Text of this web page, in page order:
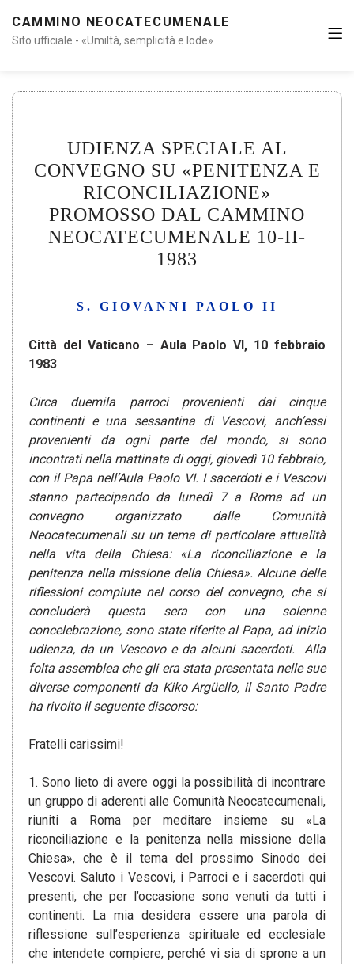
CAMMINO NEOCATECUMENALE
Sito ufficiale - «Umiltà, semplicità e lode»
UDIENZA SPECIALE AL
CONVEGNO SU «PENITENZA E
RICONCILIAZIONE»
PROMOSSO DAL CAMMINO
NEOCATECUMENALE 10-II-
1983
S. GIOVANNI PAOLO II
Città del Vaticano – Aula Paolo VI, 10 febbraio
1983
Circa duemila parroci provenienti dai cinque
continenti e una sessantina di Vescovi, anch’essi
provenienti da ogni parte del mondo, si sono
incontrati nella mattinata di oggi, giovedì 10 febbraio,
con il Papa nell’Aula Paolo VI. I sacerdoti e i Vescovi
stanno partecipando da lunedì 7 a Roma ad un
convegno organizzato dalle Comunità
Neocatecumenali su un tema di particolare attualità
nella vita della Chiesa: «La riconciliazione e la
penitenza nella missione della Chiesa». Alcune delle
riflessioni compiute nel corso del convegno, che si
concluderà questa sera con una solenne
concelebrazione, sono state riferite al Papa, ad inizio
udienza, da un Vescovo e da alcuni sacerdoti.
Alla
folta assemblea che gli era stata presentata nelle sue
diverse componenti da Kiko Argüello, il Santo Padre
ha rivolto il seguente discorso:
Fratelli carissimi!
1. Sono lieto di avere oggi la possibilità di incontrare
un gruppo di aderenti alle Comunità Neocatecumenali,
riuniti a Roma per meditare insieme su «La
riconciliazione e la penitenza nella missione della
Chiesa», che è il tema del prossimo Sinodo dei
Vescovi. Saluto i Vescovi, i Parroci e i sacerdoti qui
presenti, che per l’occasione sono venuti da tutti i
continenti. La mia desidera essere una parola di
riflessione sull’esperienza spirituale ed ecclesiale
che intendete compiere, perché vi sia di sprone a un